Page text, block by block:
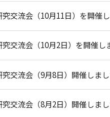
交流会（10月11日）を開催し
交流会（10月2日）を開催し
交流会（9月8日）開催しまし
交流会（8月2日）開催しまし